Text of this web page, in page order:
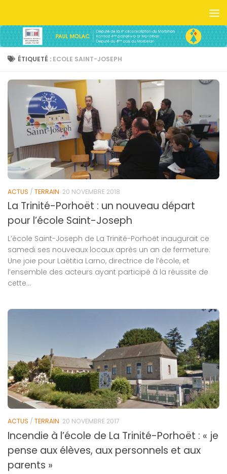
ÉTIQUETÉ : ECOLE SAINT-JOSEPH
ACTUS / TERRAIN 20 NOVEMBRE 2018
La Trinité-Porhoët : un nouveau départ
pour l’école Saint-Joseph
L’école Saint-Joseph de La Trinité-Porhoët inaugurait ce
samedi ses nouveaux locaux après un an de fermeture.
Une joie pour Laëtitia Larno, directrice de l’école, et
l’ensemble des acteurs ayant participé à la réussite de
cette...
ACTUS / TERRAIN 20 NOVEMBRE 2017
Incendie à l’école de La Trinité-Porhoët : « je
pense aux élèves, aux personnels et aux
parents »